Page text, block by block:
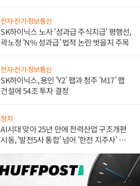
전자·전기·정보통신
SK하이닉스 노사 '성과급 주식지급' 평행선,
곽노정 'N% 성과급' 법적 논란 벗을지 주목
전자·전기·정보통신
SK하이닉스, 용인 'Y2' 팹과 청주 'M17' 팹
건설에 54조 투자 결정
정치
AI시대 맞아 25년 만에 전력산업 구조개편
시동, '발전5사 통합' 넘어 '한전 지주사' 재편